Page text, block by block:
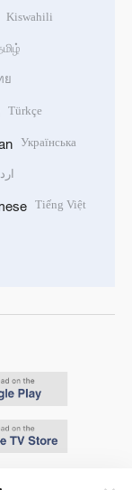
Kiswahili
ย
Türkçe
Українська
Tiếng Việt